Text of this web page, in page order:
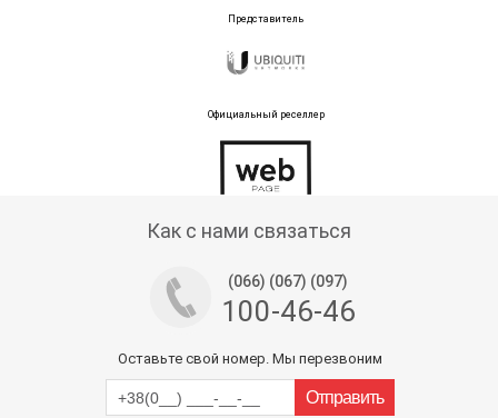
Представитель
Официальный реселлер
Как с нами связаться
(066) (067) (097)
100-46-46
Оставьте свой номер. Мы перезвоним